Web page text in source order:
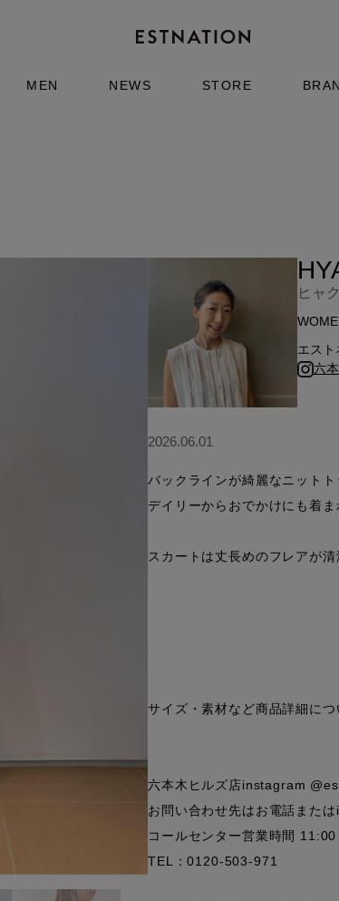
MEN NEWS STORE
ヒャ
エスト
六
2026.06.01
バックラインが綺麗なニット
デイリーからおでかけにも着
スカートは丈長めのフレアが清
サイズ・素材など商品詳細に
六本木ヒルズ店instagram
お問い合わせ先はお電話また
コールセンター営業時間
TEL：0120-503-971